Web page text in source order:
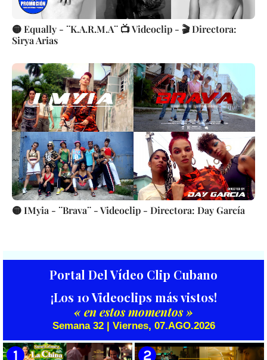
🟡 Equally - ¨K.A.R.M.A¨ 📺 Videoclip - 🎬 Directora:
Sirya Arias
🟡 IMyia - ¨Brava¨ - Videoclip - Directora: Day García
Portal Del Vídeo Clip Cubano
¡Los 10 Videoclips más vistos!
« en estos momentos »
Semana 32 | Viernes, 07.AGO.2026